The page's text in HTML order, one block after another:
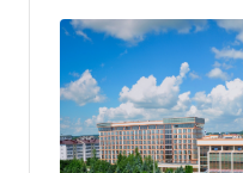
Сбросить фильтр
Рейтинг
Превосходно
Отлично